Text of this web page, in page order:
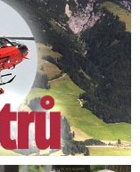
počasí